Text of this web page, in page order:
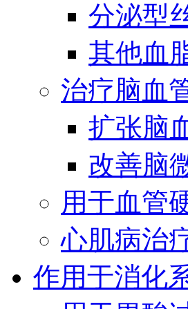
分泌型
其他血
治疗脑血
扩张脑
改善脑
用于血管
心肌病治
作用于消化